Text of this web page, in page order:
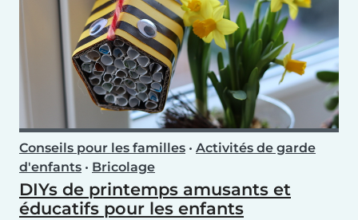
Conseils pour les familles • Activités de garde
d'enfants • Bricolage
DIYs de printemps amusants et
éducatifs pour les enfants